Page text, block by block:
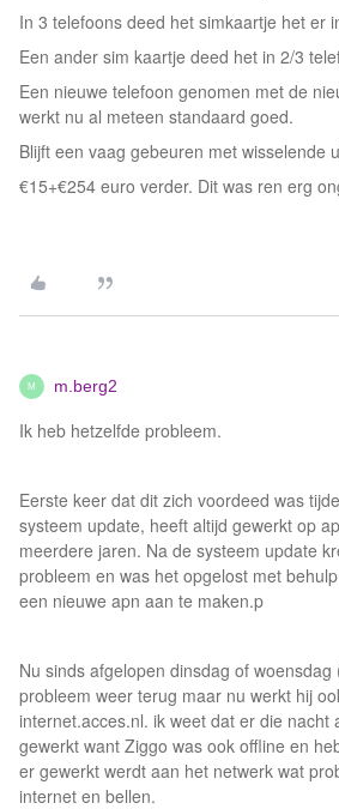
In 3 telefoons deed het simkaartje het er
Een ander sim kaartje deed het in 2/3
Een nieuwe telefoon genomen met de
werkt nu al meteen standaard goed.
Blijft een vaag gebeuren met wisselende
€15+€254 euro verder. Dit was ren erg
M m.berg2
Ik heb hetzelfde probleem.
Eerste keer dat dit zich voordeed was
systeem update, heeft altijd gewerkt op
meerdere jaren. Na de systeem update
probleem en was het opgelost met
een nieuwe apn aan te maken.p
Nu sinds afgelopen dinsdag of woensdag
probleem weer terug maar nu werkt hij
internet.acces.nl. ik weet dat er die nacht
gewerkt want Ziggo was ook offline en
er gewerkt werdt aan het netwerk wat
internet en bellen.